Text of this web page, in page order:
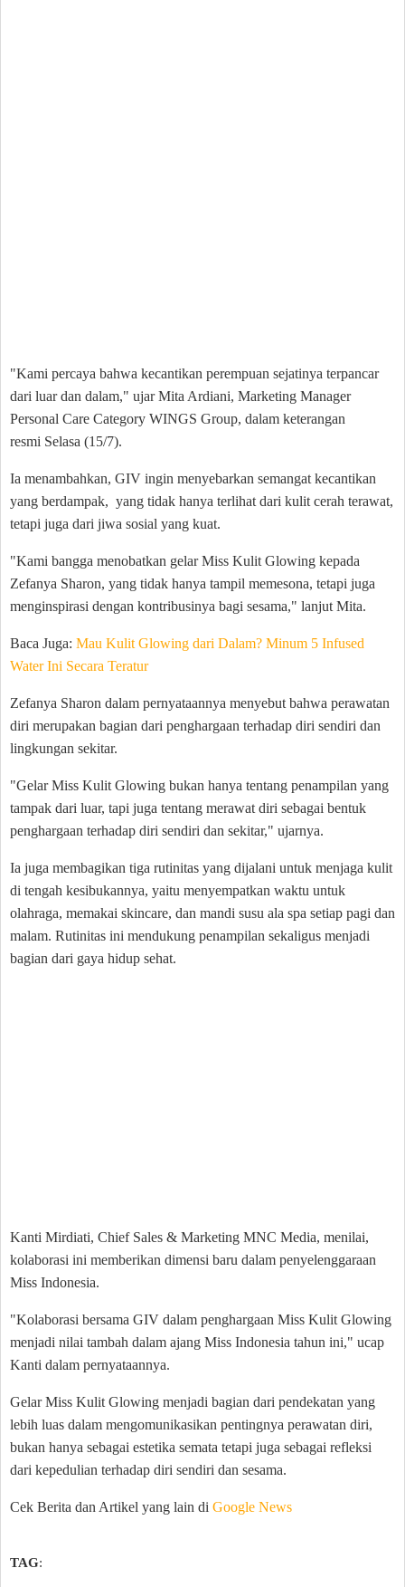
"Kami percaya bahwa kecantikan perempuan sejatinya terpancar
dari luar dan dalam," ujar Mita Ardiani, Marketing Manager
Personal Care Category WINGS Group, dalam keterangan
resmi Selasa (15/7).
Ia menambahkan, GIV ingin menyebarkan semangat kecantikan
yang berdampak, yang tidak hanya terlihat dari kulit cerah terawat,
tetapi juga dari jiwa sosial yang kuat.
"Kami bangga menobatkan gelar Miss Kulit Glowing kepada
Zefanya Sharon, yang tidak hanya tampil memesona, tetapi juga
menginspirasi dengan kontribusinya bagi sesama," lanjut Mita.
Baca Juga: Mau Kulit Glowing dari Dalam? Minum 5 Infused
Water Ini Secara Teratur
Zefanya Sharon dalam pernyataannya menyebut bahwa perawatan
diri merupakan bagian dari penghargaan terhadap diri sendiri dan
lingkungan sekitar.
"Gelar Miss Kulit Glowing bukan hanya tentang penampilan yang
tampak dari luar, tapi juga tentang merawat diri sebagai bentuk
penghargaan terhadap diri sendiri dan sekitar," ujarnya.
Ia juga membagikan tiga rutinitas yang dijalani untuk menjaga kulit
di tengah kesibukannya, yaitu menyempatkan waktu untuk
olahraga, memakai skincare, dan mandi susu ala spa setiap pagi dan
malam. Rutinitas ini mendukung penampilan sekaligus menjadi
bagian dari gaya hidup sehat.
Kanti Mirdiati, Chief Sales & Marketing MNC Media, menilai,
kolaborasi ini memberikan dimensi baru dalam penyelenggaraan
Miss Indonesia.
"Kolaborasi bersama GIV dalam penghargaan Miss Kulit Glowing
menjadi nilai tambah dalam ajang Miss Indonesia tahun ini," ucap
Kanti dalam pernyataannya.
Gelar Miss Kulit Glowing menjadi bagian dari pendekatan yang
lebih luas dalam mengomunikasikan pentingnya perawatan diri,
bukan hanya sebagai estetika semata tetapi juga sebagai refleksi
dari kepedulian terhadap diri sendiri dan sesama.
Cek Berita dan Artikel yang lain di Google News
TAG: